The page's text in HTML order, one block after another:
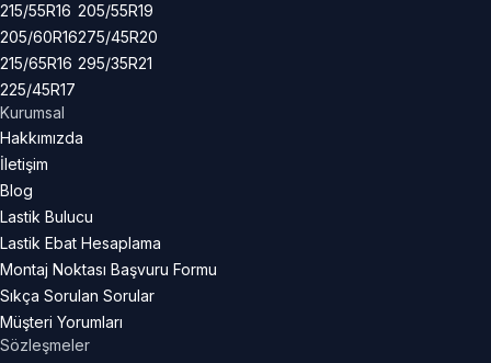
215/55R16
205/60R16
215/65R16
225/45R17
205/55R19
275/45R20
295/35R21
Kurumsal
Hakkımızda
İletişim
Blog
Lastik Bulucu
Lastik Ebat Hesaplama
Montaj Noktası Başvuru Formu
Sıkça Sorulan Sorular
Müşteri Yorumları
Sözleşmeler